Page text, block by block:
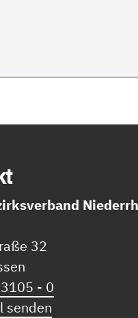
32
- 0
senden